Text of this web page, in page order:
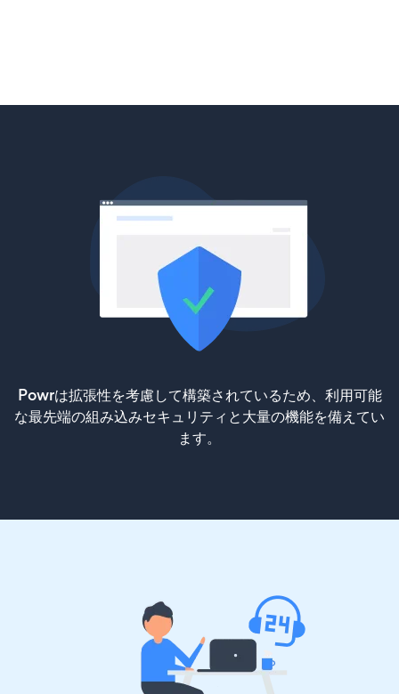
Powrは拡張性を考慮して構築されているため、利用可能
な最先端の組み込みセキュリティと大量の機能を備えてい
ます。